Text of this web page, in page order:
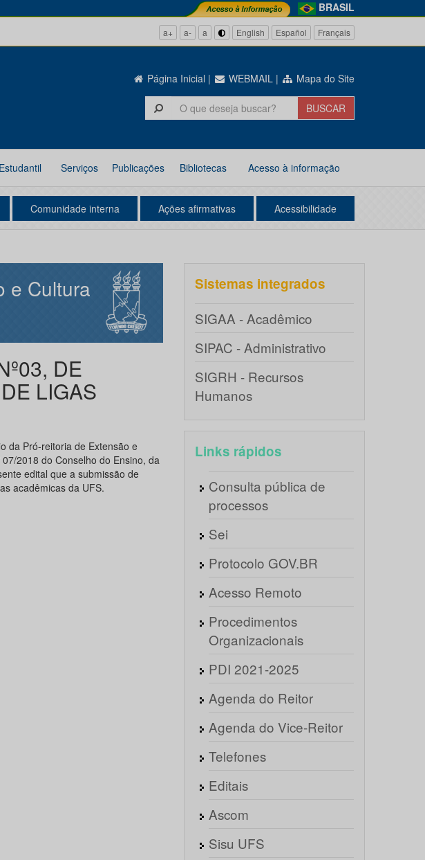
BRASIL
a+ a- a English Español Français
Página Inicial | WEBMAIL | Mapa do Site
Serviços Publicações Bibliotecas Acesso à informação
Comunidade interna Ações afirmativas Acessibilidade
e Cultura
DE
LIGAS
da Pró-reitoria de Extensão e
2018 do Conselho do Ensino, da
edital que a submissão de
acadêmicas da UFS.
Sistemas integrados
SIGAA - Acadêmico
SIPAC - Administrativo
SIGRH - Recursos
Humanos
Links rápidos
Consulta pública de
processos
Sei
Protocolo GOV.BR
Acesso Remoto
Procedimentos
Organizacionais
PDI 2021-2025
Agenda do Reitor
Agenda do Vice-Reitor
Telefones
Editais
Ascom
Sisu UFS